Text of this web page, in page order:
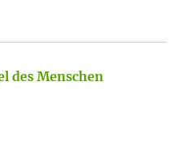
des Menschen